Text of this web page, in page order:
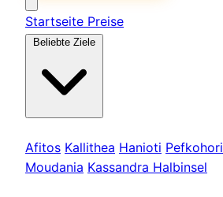
Startseite Preise
Beliebte Ziele
Afitos Kallithea Hanioti Pefkohori
Moudania Kassandra Halbinsel